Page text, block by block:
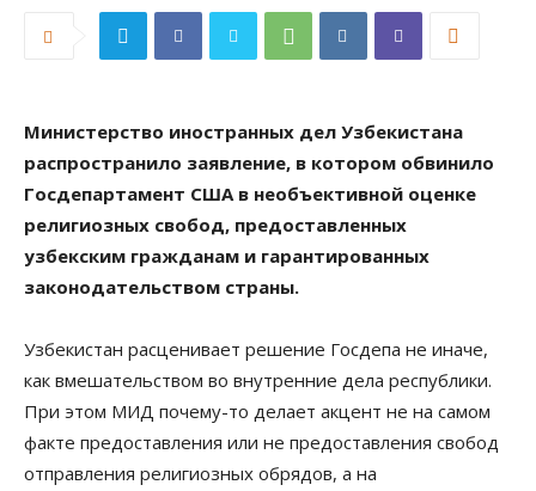
Министерство иностранных дел Узбекистана
распространило заявление, в котором обвинило
Госдепартамент США в необъективной оценке
религиозных свобод, предоставленных
узбекским гражданам и гарантированных
законодательством страны.
Узбекистан расценивает решение Госдепа не иначе,
как вмешательством во внутренние дела республики.
При этом МИД почему-то делает акцент не на самом
факте предоставления или не предоставления свобод
отправления религиозных обрядов, а на